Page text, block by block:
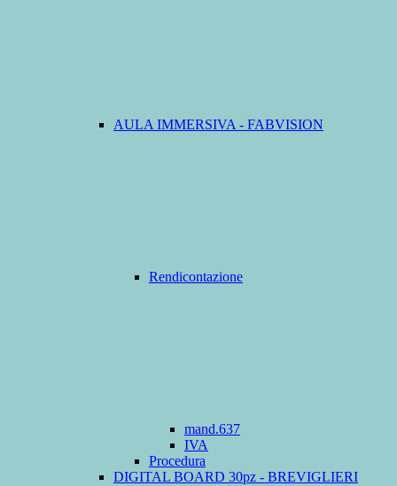
AULA IMMERSIVA - FABVISION
Rendicontazione
mand.637
IVA
Procedura
DIGITAL BOARD 30pz - BREVIGLIERI